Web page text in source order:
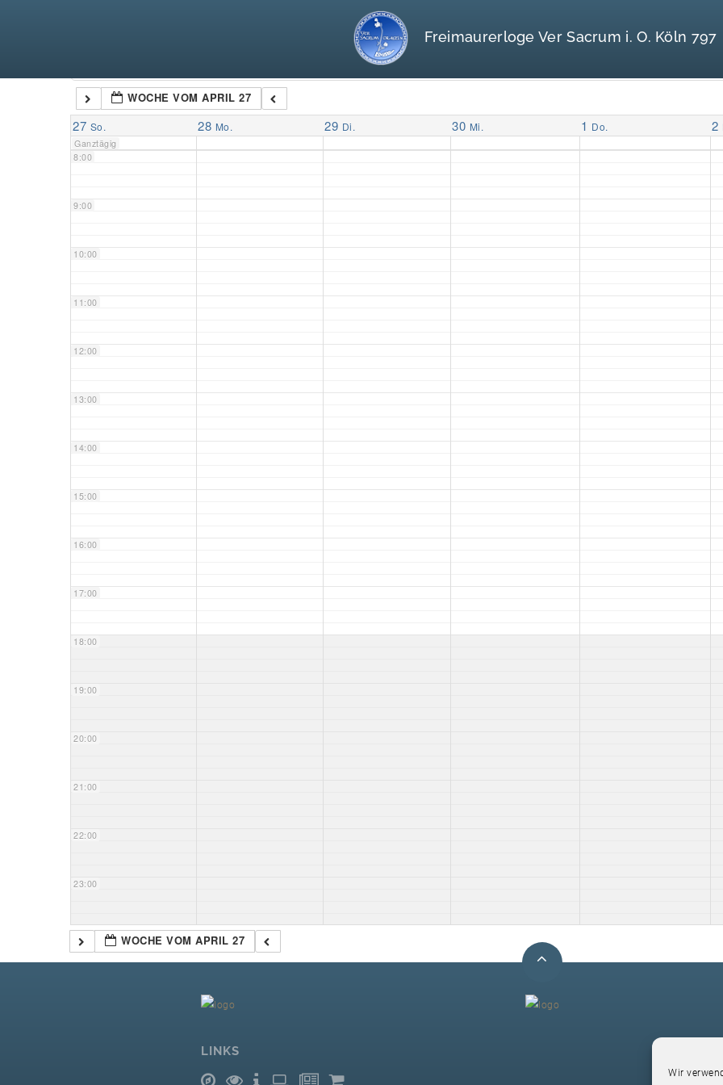
Wir
Freimaurerloge Ver Sacrum i. O. Köln 797
WOCHE VOM APRIL 27
27 So. 28 Mo. 29 Di. 30 Mi. 1 Do. 2
Ganztägig
7:00
8:00
9:00
10:00
11:00
12:00
13:00
14:00
15:00
16:00
17:00
18:00
19:00
20:00
21:00
22:00
23:00
WOCHE VOM APRIL 27
LINKS